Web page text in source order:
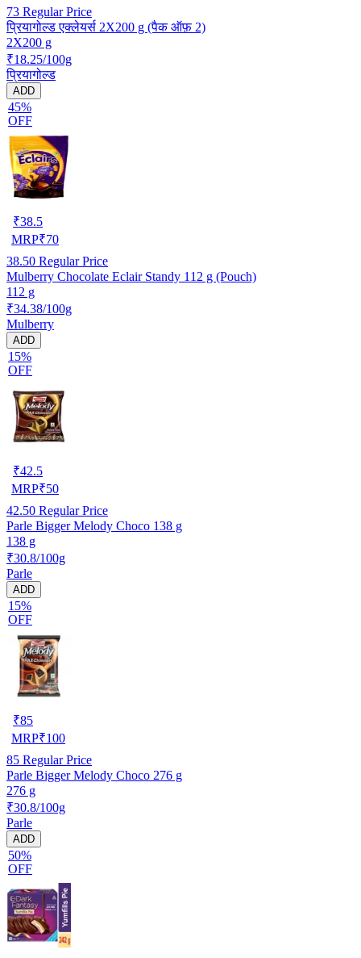
73 Regular Price
प्रियागोल्ड एक्लेयर्स 2X200 g (पैक ऑफ़ 2)
2X200 g
₹18.25/100g
प्रियागोल्ड
ADD
45%
OFF
₹38.5
MRP₹70
38.50 Regular Price
Mulberry Chocolate Eclair Standy 112 g (Pouch)
112 g
₹34.38/100g
Mulberry
ADD
15%
OFF
₹42.5
MRP₹50
42.50 Regular Price
Parle Bigger Melody Choco 138 g
138 g
₹30.8/100g
Parle
ADD
15%
OFF
₹85
MRP₹100
85 Regular Price
Parle Bigger Melody Choco 276 g
276 g
₹30.8/100g
Parle
ADD
50%
OFF